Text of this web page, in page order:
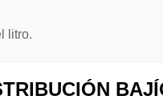
litro.